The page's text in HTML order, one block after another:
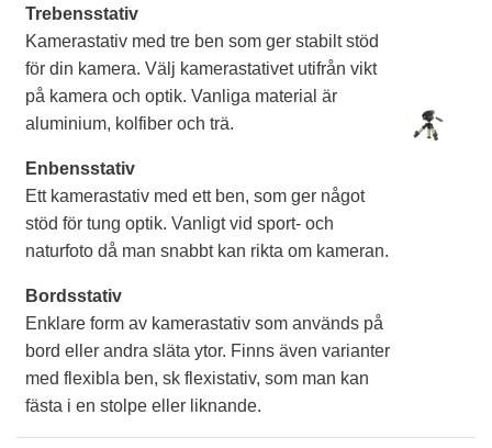
Trebensstativ
Kamerastativ med tre ben som ger stabilt stöd
för din kamera. Välj kamerastativet utifrån vikt
på kamera och optik. Vanliga material är
aluminium, kolfiber och trä.
Enbensstativ
Ett kamerastativ med ett ben, som ger något
stöd för tung optik. Vanligt vid sport- och
naturfoto då man snabbt kan rikta om kameran.
Bordsstativ
Enklare form av kamerastativ som används på
bord eller andra släta ytor. Finns även varianter
med flexibla ben, sk flexistativ, som man kan
fästa i en stolpe eller liknande.